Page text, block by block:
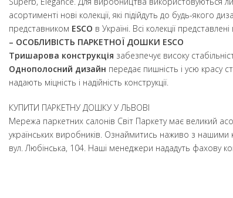
асортименті нові колекції, які підійдуть до будь-якого
представником ESCO в Україні. Всі колекції
– ОСОБЛИВІСТЬ ПАРКЕТНОЇ ДОШКИ ESCO
Тришарова конструкція забезпечує високу
Однополосний дизайн передає пишність і усю красу
надають міцність і надійність конструкції.
КУПИТИ ПАРКЕТНУ ДОШКУ У ЛЬВОВІ
Мережа паркетних салонів Світ Паркету має великий
українських виробників. Ознаймитись наживо з
вул. Любінська, 104. Наші менеджери нададуть фахову